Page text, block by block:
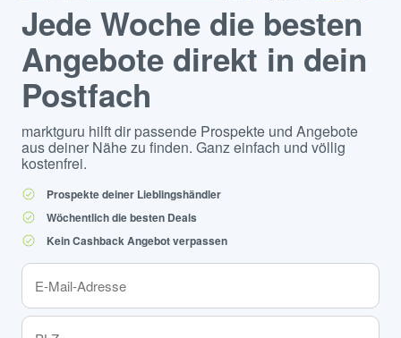
Jede Woche die besten
Angebote direkt in dein
Postfach
marktguru hilft dir passende Prospekte und Angebote
aus deiner Nähe zu finden. Ganz einfach und völlig
kostenfrei.
Prospekte deiner Lieblingshändler
Wöchentlich die besten Deals
Kein Cashback Angebot verpassen